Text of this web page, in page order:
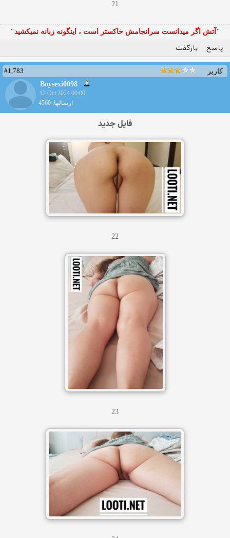
21
"آتش اگر ميدانست سرانجامش خاكستر است ، اينگونه زبانه نميكشيد"
پاسخ بازگفت
کاربر
#1,783
Boysexi0098
12 Oct 2024 00:00
ارسالها: 4560
فایل جدید
22
23